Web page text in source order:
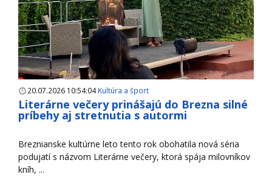
20.07.2026 10:54:04Kultúra a šport
Literárne večery prinášajú do Brezna silné
príbehy aj stretnutia s autormi
Breznianske kultúrne leto tento rok obohatila nová séria
podujatí s názvom Literárne večery, ktorá spája milovníkov
kníh, ...